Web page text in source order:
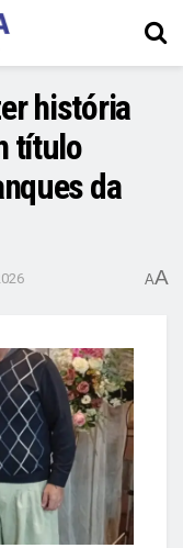
história
título
da
AA